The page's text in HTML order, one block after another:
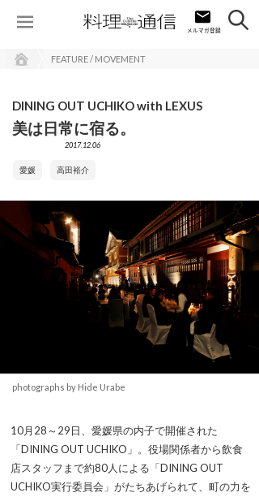
FEATURE / MOVEMENT
DINING OUT UCHIKO with LEXUS
美は日常に宿る。
2017.12.06
愛媛 高田裕介
photographs by Hide Urabe
10月28～29日、愛媛県の内子で開催された
「DINING OUT UCHIKO」。役場関係者から飲食
店スタッフまで約80人による「DINING OUT
UCHIKO実行委員会」がたちあげられて、町の力を